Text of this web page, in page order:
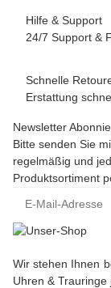
Hilfe & Support
24/7 Support &
Schnelle
Erstattung
Newsletter
Bitte senden Sie
regelmäßig und
Produktsortiment
Wir stehen Ihnen
Uhren &